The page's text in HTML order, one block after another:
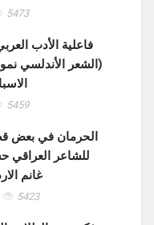
5473
فاعلية الأدب
(الشعر الأندلسي
5459
الحرمان في بعض
للشاعر العراقي
غانم
5423